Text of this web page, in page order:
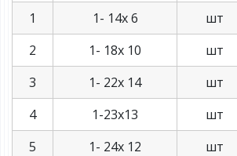
1
1- 14х 6
шт
2
1- 18х 10
шт
3
1- 22х 14
шт
4
1-23х13
шт
5
1- 24х 12
шт